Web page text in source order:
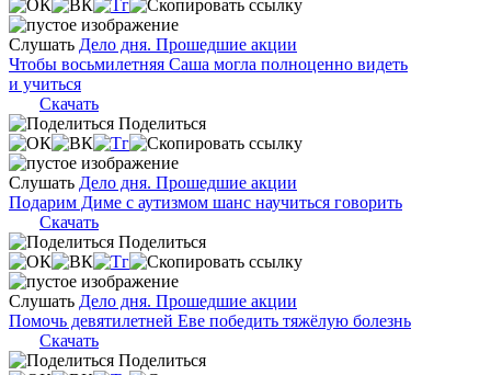
Слушать Дело дня. Прошедшие акции
Чтобы восьмилетняя Саша могла полноценно видеть
и учиться
Скачать
Поделиться
Слушать Дело дня. Прошедшие акции
Подарим Диме с аутизмом шанс научиться говорить
Скачать
Поделиться
Слушать Дело дня. Прошедшие акции
Помочь девятилетней Еве победить тяжёлую болезнь
Скачать
Поделиться